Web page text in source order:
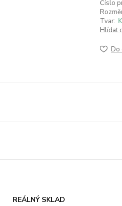
Číslo
Tvar:
Hlídat
Do
REÁLNÝ SKLAD